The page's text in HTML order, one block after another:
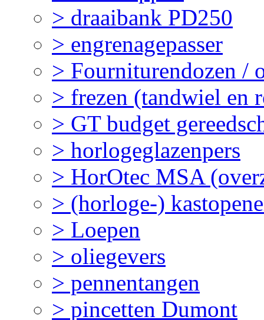
> draaibank PD250
> engrenagepasser
> Fourniturendozen /
> frezen (tandwiel en
> GT budget
> horlogeglazenpers
> HorOtec MSA
> (horloge-)
> Loepen
> oliegevers
> pennentangen
> pincetten Dumont